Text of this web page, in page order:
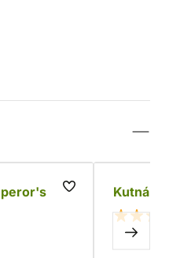
Kutná